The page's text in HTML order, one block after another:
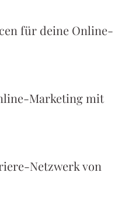
für deine Online-
Marketing mit
Netzwerk von